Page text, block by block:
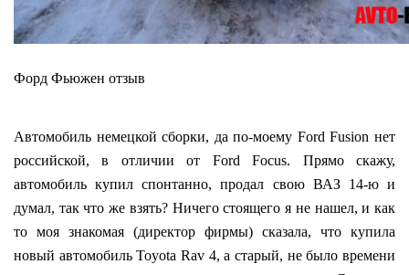
Форд Фьюжен отзыв
Автомобиль немецкой сборки, да по-моему Ford Fusion нет
российской, в отличии от Ford Focus. Прямо скажу,
автомобиль купил спонтанно, продал свою ВАЗ 14-ю и
думал, так что же взять? Ничего стоящего я не нашел, и как
то моя знакомая (директор фирмы) сказала, что купила
новый автомобиль Toyota Rav 4, а старый, не было времени